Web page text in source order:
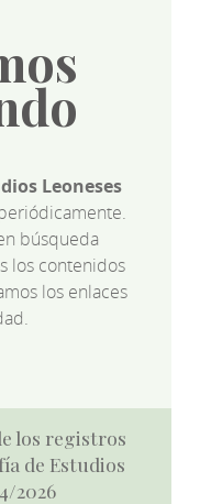
Leoneses
búsqueda
los contenidos
los enlaces
los registros
de Estudios
2026